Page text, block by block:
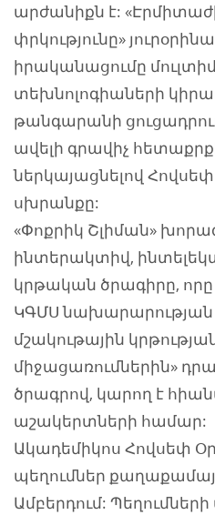
արժանիքն է:
փրկությունը»
իրականացումը
տեխնոլոգիաների
թանգարանի
ավելի գրավիչ
ներկայացնելով
սխրանքը:
«Փոքրիկ Շլիման»
ինտերակտիվ,
կրթական ծրագիրը,
ԿԳՄՍ նախարարության
մշակութային
միջացառումներին»
ծրագրով, կարող է
աշակերտների համար:
Ակադեմիկոս Հովսեփ
պեղումներ
Ամբերդում: Պեղումների